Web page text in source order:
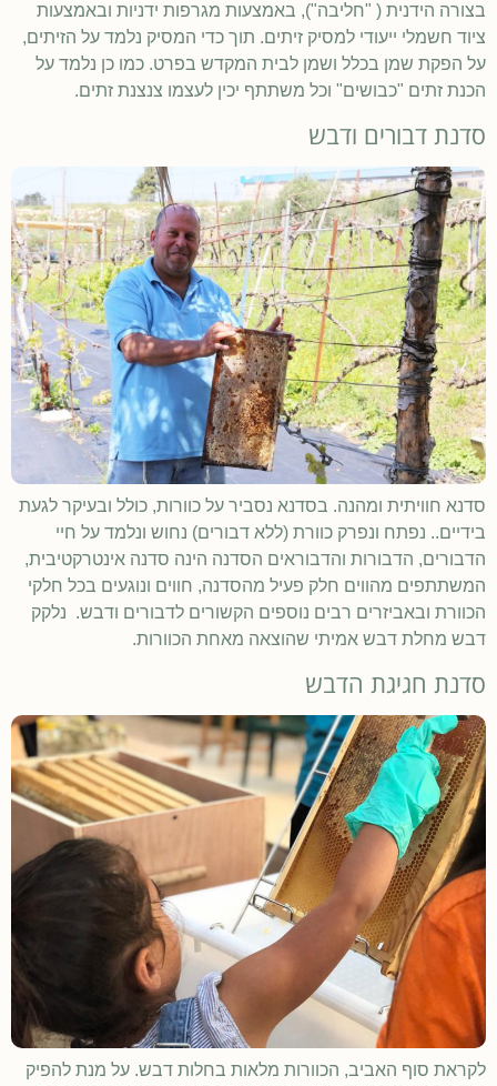
בצורה הידנית ( "חליבה"), באמצעות מגרפות ידניות ובאמצעות
ציוד חשמלי ייעודי למסיק זיתים. תוך כדי המסיק נלמד על הזיתים,
על הפקת שמן בכלל ושמן לבית המקדש בפרט. כמו כן נלמד על
הכנת זתים "כבושים" וכל משתתף יכין לעצמו צנצנת זתים.
סדנת דבורים ודבש
סדנא חוויתית ומהנה. בסדנא נסביר על כוורות, כולל ובעיקר לגעת
בידיים.. נפתח ונפרק כוורת (ללא דבורים) נחוש ונלמד על חיי
הדבורים, הדבורות והדבוראים הסדנה הינה סדנה אינטרקטיבית,
המשתתפים מהווים חלק פעיל מהסדנה, חווים ונוגעים בכל חלקי
הכוורת ובאביזרים רבים נוספים הקשורים לדבורים ודבש. נלקק
דבש מחלת דבש אמיתי שהוצאה מאחת הכוורות.
סדנת חגיגת הדבש
לקראת סוף האביב, הכוורות מלאות בחלות דבש. על מנת להפיק